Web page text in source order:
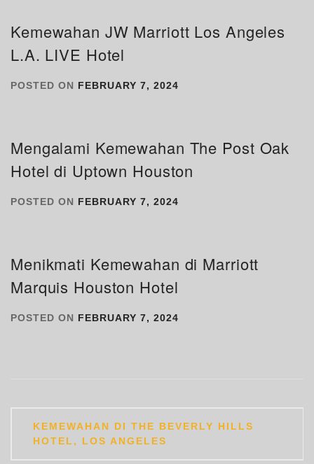
Kemewahan JW Marriott Los Angeles
L.A. LIVE Hotel
POSTED ON FEBRUARY 7, 2024
Mengalami Kemewahan The Post Oak
Hotel di Uptown Houston
POSTED ON FEBRUARY 7, 2024
Menikmati Kemewahan di Marriott
Marquis Houston Hotel
POSTED ON FEBRUARY 7, 2024
navigation
KEMEWAHAN DI THE BEVERLY HILLS
HOTEL, LOS ANGELES